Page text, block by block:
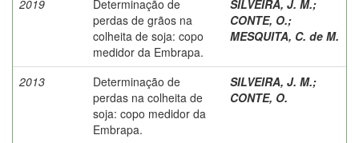
2019
Determinação de
perdas de grãos na
colheita de soja: copo
medidor da Embrapa.
SILVEIRA, J. M.;
CONTE, O.;
MESQUITA, C. de M.
2013
Determinação de
perdas na colheita de
soja: copo medidor da
Embrapa.
SILVEIRA, J. M.;
CONTE, O.